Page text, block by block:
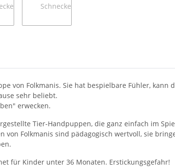
von Folkmanis. Sie hat bespielbare Fühler,
sehr beliebt.
erwecken.
Tier-Handpuppen, die ganz einfach im
von Folkmanis sind pädagogisch wertvoll, sie
für Kinder unter 36 Monaten. Erstickungsgefahr!